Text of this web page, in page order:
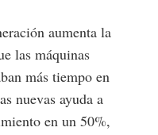
aumenta la
las máquinas
más tiempo en
nuevas ayuda a
en un 50%,